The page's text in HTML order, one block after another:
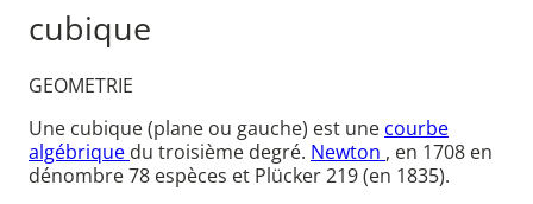
cubique
GEOMETRIE
Une cubique (plane ou gauche) est une courbe
algébrique du troisième degré. Newton , en 1708 en
dénombre 78 espèces et Plücker 219 (en 1835).